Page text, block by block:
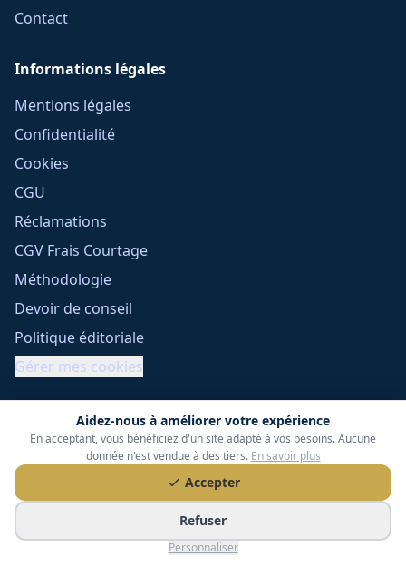
Aidez-nous à améliorer votre expérience
En acceptant, vous bénéficiez d'un site adapté à vos besoins. Aucune
donnée n'est vendue à des tiers. En savoir plus
Accepter
Refuser
Personnaliser
Contact
Informations légales
Mentions légales
Confidentialité
Cookies
CGU
Réclamations
CGV Frais Courtage
Méthodologie
Devoir de conseil
Politique éditoriale
Gérer mes cookies
360 Courtage